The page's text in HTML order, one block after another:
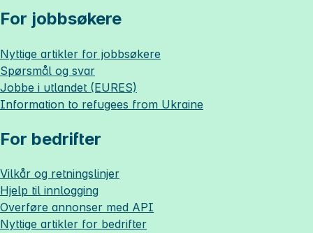
For jobbsøkere
Nyttige artikler for jobbsøkere
Spørsmål og svar
Jobbe i utlandet (EURES)
Information to refugees from Ukraine
For bedrifter
Vilkår og retningslinjer
Hjelp til innlogging
Overføre annonser med API
Nyttige artikler for bedrifter